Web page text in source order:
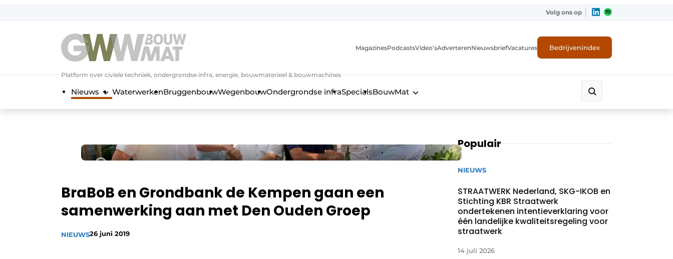
Volg ons op
Platform over civiele techniek, ondergrondse infra, energie, bouwmaterieel & bouwmachines
MagazinesPodcastsVideo’sAdverterenNieuwsbriefVacatures Bedrijvenindex
Nieuws WaterwerkenBruggenbouwWegenbouwOndergrondse infraSpecialsBouwMat
BraBoB en Grondbank de Kempen gaan een
samenwerking aan met Den Ouden Groep
NIEUWS26 juni 2019
Populair
NIEUWS
STRAATWERK Nederland, SKG-IKOB en
Stichting KBR Straatwerk
ondertekenen intentieverklaring voor
één landelijke kwaliteitsregeling voor
straatwerk
14 juli 2026